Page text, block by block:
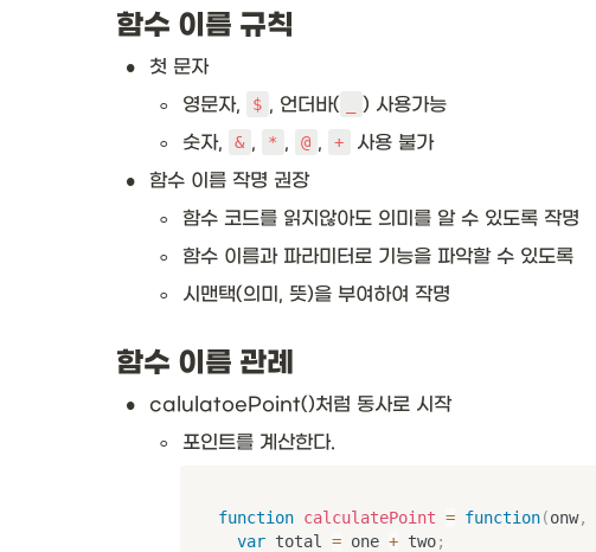
함수 이름 규칙
• 첫 문자
◦ 영문자, $ , 언더바( ) 사용가능
◦ 숫자, & , * , @ , + 사용 불가
• 함수 이름 작명 권장
◦ 함수 코드를 읽지않아도 의미를 알 수 있도록 작명
◦ 함수 이름과 파라미터로 기능을 파악할 수 있도록
◦ 시맨택(의미, 뜻)을 부여하여 작명
함수 이름 관례
• calulatoePoint()처럼 동사로 시작
◦ 포인트를 계산한다.
function calculatePoint = function(onw,
var total = one + two;